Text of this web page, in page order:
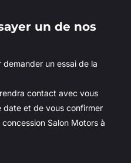
un de nos
un essai de la
contact avec vous
date et de vous confirmer
Salon Motors à